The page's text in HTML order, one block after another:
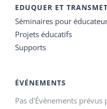
EDUQUER ET
Séminaires pour
Projets éducatifs
Supports
ÉVÉNEMENTS
Pas d'Évènements